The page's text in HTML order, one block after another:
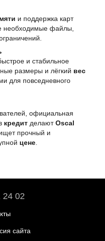
и поддержка карт
необходимые файлы,
и стабильное
размеры и лёгкий вес
для повседневного
официальная
кредит делаютOscal
прочный и
цене
24 02
сайта